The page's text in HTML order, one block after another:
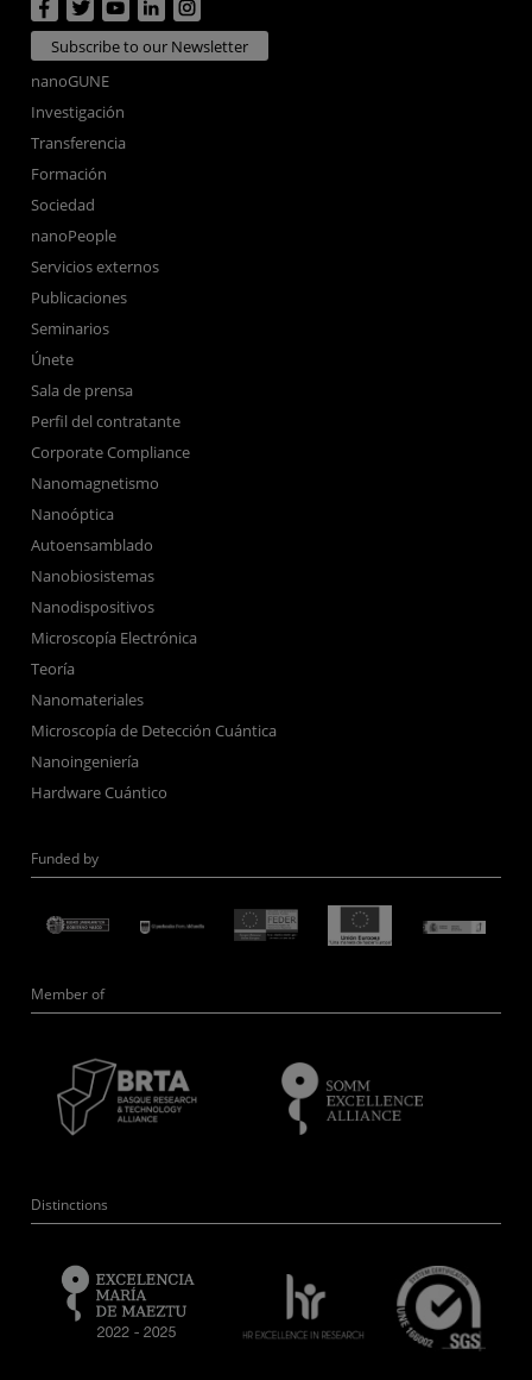
Subscribe to our Newsletter
nanoGUNE
Investigación
Transferencia
Formación
Sociedad
nanoPeople
Servicios externos
Publicaciones
Seminarios
Únete
Sala de prensa
Perfil del contratante
Corporate Compliance
Nanomagnetismo
Nanoóptica
Autoensamblado
Nanobiosistemas
Nanodispositivos
Microscopía Electrónica
Teoría
Nanomateriales
Microscopía de Detección Cuántica
Nanoingeniería
Hardware Cuántico
Funded by
Member of
Distinctions